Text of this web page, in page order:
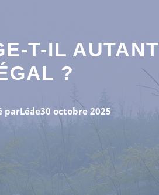
T-IL
?
parLéale30 octobre 2025